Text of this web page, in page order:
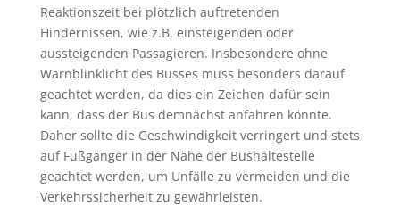
Reaktionszeit bei plötzlich auftretenden
Hindernissen, wie z.B. einsteigenden oder
aussteigenden Passagieren. Insbesondere ohne
Warnblinklicht des Busses muss besonders darauf
geachtet werden, da dies ein Zeichen dafür sein
kann, dass der Bus demnächst anfahren könnte.
Daher sollte die Geschwindigkeit verringert und stets
auf Fußgänger in der Nähe der Bushaltestelle
geachtet werden, um Unfälle zu vermeiden und die
Verkehrssicherheit zu gewährleisten.